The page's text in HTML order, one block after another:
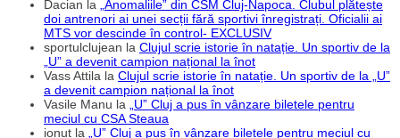
Dacian la
„Anomaliile” din CSM Cluj-Napoca. Clubul plătește
doi antrenori ai unei secții fără sportivi înregistrați. Oficialii ai
MTS vor descinde în control- EXCLUSIV
sportulclujean la Clujul scrie istorie în natație. Un sportiv de la
„U” a devenit campion național la înot
Vass Attila la Clujul scrie istorie în natație. Un sportiv de la „U”
a devenit campion național la înot
Vasile Manu la
„U” Cluj a pus în vânzare biletele pentru
meciul cu CSA Steaua
ionut la
„U” Cluj a pus în vânzare biletele pentru meciul cu